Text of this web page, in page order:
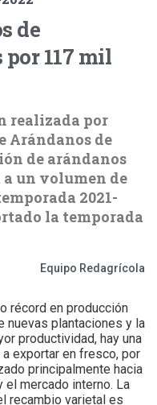
de
117 mil
realizada por
Arándanos de
de arándanos
un volumen de
2021-
la temporada
Equipo Redagrícola
récord en producción
nuevas plantaciones y la
productividad, hay una
exportar en fresco, por
principalmente hacia
mercado interno. La
recambio varietal es